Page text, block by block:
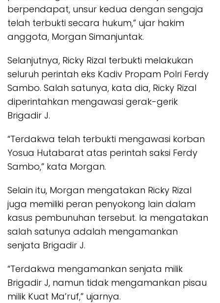
berpendapat, unsur kedua dengan sengaja
telah terbukti secara hukum,” ujar hakim
anggota, Morgan Simanjuntak.
Selanjutnya, Ricky Rizal terbukti melakukan
seluruh perintah eks Kadiv Propam Polri Ferdy
Sambo. Salah satunya, kata dia, Ricky Rizal
diperintahkan mengawasi gerak-gerik
Brigadir J.
“Terdakwa telah terbukti mengawasi korban
Yosua Hutabarat atas perintah saksi Ferdy
Sambo,” kata Morgan.
Selain itu, Morgan mengatakan Ricky Rizal
juga memiliki peran penyokong lain dalam
kasus pembunuhan tersebut. Ia mengatakan
salah satunya adalah mengamankan
senjata Brigadir J.
“Terdakwa mengamankan senjata milik
Brigadir J, namun tidak mengamankan pisau
milik Kuat Ma’ruf,” ujarnya.